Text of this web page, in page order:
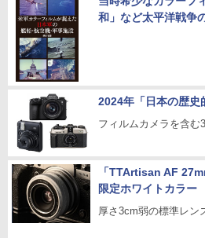
和」など太平洋戦争
2024年「日本の歴史
フィルムカメラを含む
「TTArtisan AF
限定ホワイトカラー
厚さ3cm弱の標準レン